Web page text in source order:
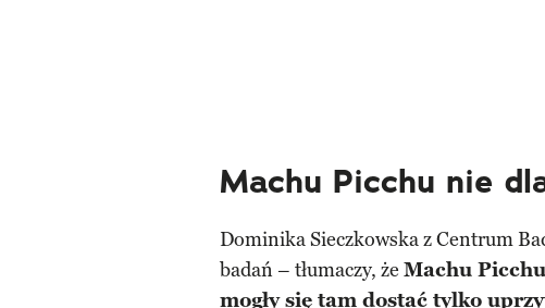
Machu Picchu nie
Dominika Sieczkowska z Centrum
badań – tłumaczy, że Machu
mogły się tam dostać tylko